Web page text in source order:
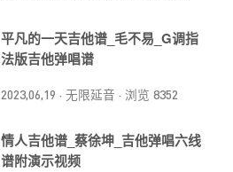
平凡的一天吉他谱_毛不易_G调指
法版吉他弹唱谱
2023,06,19 · 无限延音 · 浏览 8352
情人吉他谱_蔡徐坤_吉他弹唱六线
谱附演示视频